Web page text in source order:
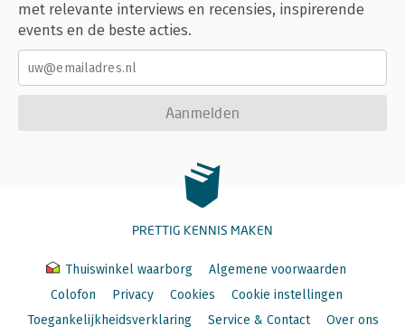
met relevante interviews en recensies, inspirerende
events en de beste acties.
Aanmelden
PRETTIG KENNIS MAKEN
Thuiswinkel waarborg
Algemene voorwaarden
Colofon
Privacy Cookies
Cookie instellingen
Toegankelijkheidsverklaring
Service & Contact Over ons